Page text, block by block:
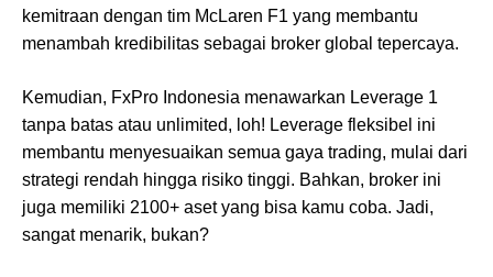
kemitraan dengan tim McLaren F1 yang membantu
menambah kredibilitas sebagai broker global tepercaya.
Kemudian, FxPro Indonesia menawarkan Leverage 1
tanpa batas atau unlimited, loh! Leverage fleksibel ini
membantu menyesuaikan semua gaya trading, mulai dari
strategi rendah hingga risiko tinggi. Bahkan, broker ini
juga memiliki 2100+ aset yang bisa kamu coba. Jadi,
sangat menarik, bukan?